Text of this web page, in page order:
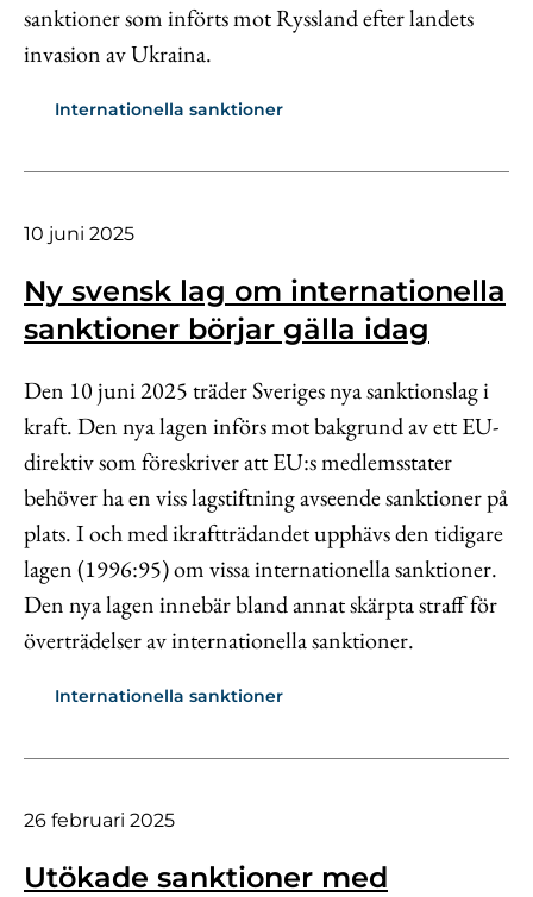
sanktioner som införts mot Ryssland efter landets
invasion av Ukraina.
Internationella sanktioner
10 juni 2025
Ny svensk lag om internationella
sanktioner börjar gälla idag
Den 10 juni 2025 träder Sveriges nya sanktionslag i
kraft. Den nya lagen införs mot bakgrund av ett EU-
direktiv som föreskriver att EU:s medlemsstater
behöver ha en viss lagstiftning avseende sanktioner på
plats. I och med ikraftträdandet upphävs den tidigare
lagen (1996:95) om vissa internationella sanktioner.
Den nya lagen innebär bland annat skärpta straff för
överträdelser av internationella sanktioner.
Internationella sanktioner
26 februari 2025
Utökade sanktioner med